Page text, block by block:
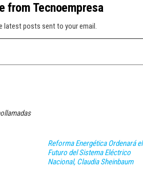
from Tecnoempresa
latest posts sent to your email.
Reforma Energética Ordenará el
Futuro del Sistema Eléctrico
Nacional, Claudia Sheinbaum